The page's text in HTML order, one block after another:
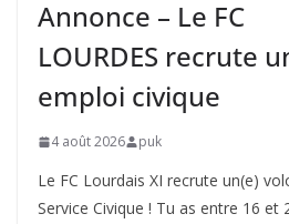
Annonce – Le FC
LOURDES recrute
emploi civique
4 août 2026 puk
Le FC Lourdais XI recrute un(e)
Service Civique ! Tu as entre 16 et